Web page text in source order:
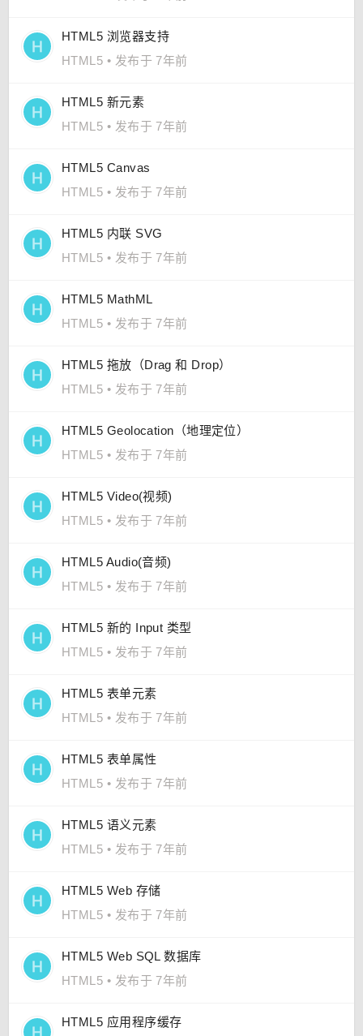
HTML5 浏览器支持
HTML5 • 发布于 7年前
HTML5 新元素
HTML5 • 发布于 7年前
HTML5 Canvas
HTML5 • 发布于 7年前
HTML5 内联 SVG
HTML5 • 发布于 7年前
HTML5 MathML
HTML5 • 发布于 7年前
HTML5 拖放（Drag 和 Drop）
HTML5 • 发布于 7年前
HTML5 Geolocation（地理定位）
HTML5 • 发布于 7年前
HTML5 Video(视频)
HTML5 • 发布于 7年前
HTML5 Audio(音频)
HTML5 • 发布于 7年前
HTML5 新的 Input 类型
HTML5 • 发布于 7年前
HTML5 表单元素
HTML5 • 发布于 7年前
HTML5 表单属性
HTML5 • 发布于 7年前
HTML5 语义元素
HTML5 • 发布于 7年前
HTML5 Web 存储
HTML5 • 发布于 7年前
HTML5 Web SQL 数据库
HTML5 • 发布于 7年前
HTML5 应用程序缓存